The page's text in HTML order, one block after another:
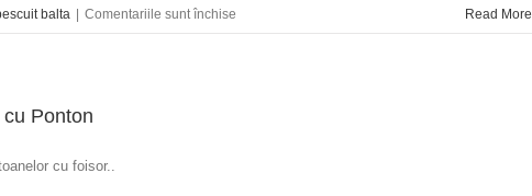
balta | Comentariile sunt închise Read More
Ponton
cu foisor..